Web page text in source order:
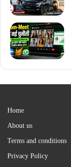
Home
About us
Terms and conditions
Privacy Policy